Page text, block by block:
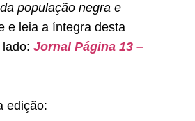
população negra e
e leia a íntegra desta
Jornal Página 13 –
edição: